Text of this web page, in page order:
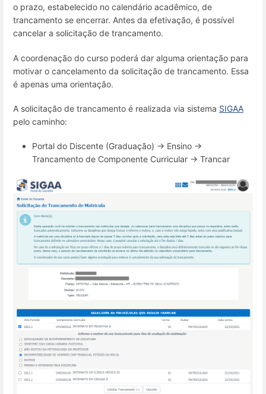
o prazo, estabelecido no calendário acadêmico, de
trancamento se encerrar. Antes da efetivação, é possível
cancelar a solicitação de trancamento.
A coordenação do curso poderá dar alguma orientação para
motivar o cancelamento da solicitação de trancamento. Essa
é apenas uma orientação.
A solicitação de trancamento é realizada via sistema SIGAA
pelo caminho:
Portal do Discente (Graduação) → Ensino →
Trancamento de Componente Curricular → Trancar